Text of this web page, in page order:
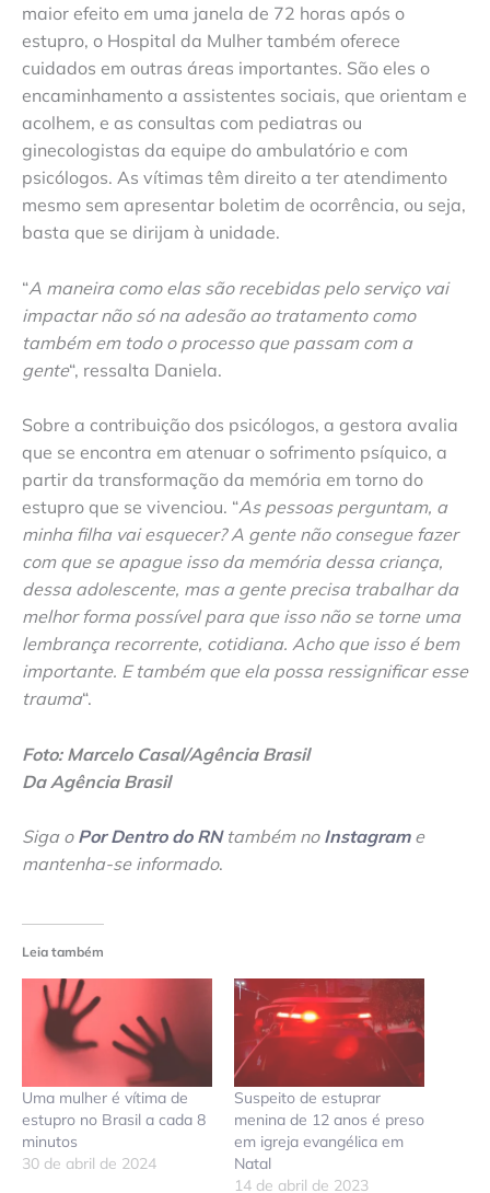
maior efeito em uma janela de 72 horas após o
estupro, o Hospital da Mulher também oferece
cuidados em outras áreas importantes. São eles o
encaminhamento a assistentes sociais, que orientam e
acolhem, e as consultas com pediatras ou
ginecologistas da equipe do ambulatório e com
psicólogos. As vítimas têm direito a ter atendimento
mesmo sem apresentar boletim de ocorrência, ou seja,
basta que se dirijam à unidade.
“A maneira como elas são recebidas pelo serviço vai
impactar não só na adesão ao tratamento como
também em todo o processo que passam com a
gente“, ressalta Daniela.
Sobre a contribuição dos psicólogos, a gestora avalia
que se encontra em atenuar o sofrimento psíquico, a
partir da transformação da memória em torno do
estupro que se vivenciou. “As pessoas perguntam, a
minha filha vai esquecer? A gente não consegue fazer
com que se apague isso da memória dessa criança,
dessa adolescente, mas a gente precisa trabalhar da
melhor forma possível para que isso não se torne uma
lembrança recorrente, cotidiana. Acho que isso é bem
importante. E também que ela possa ressignificar esse
trauma“.
Foto: Marcelo Casal/Agência Brasil
Da Agência Brasil
Siga o Por Dentro do RNtambém no Instagrame
mantenha-se informado.
Leia também
Uma mulher é vítima de
estupro no Brasil a cada 8
minutos
30 de abril de 2024
Suspeito de estuprar
menina de 12 anos é preso
em igreja evangélica em
Natal
14 de abril de 2023